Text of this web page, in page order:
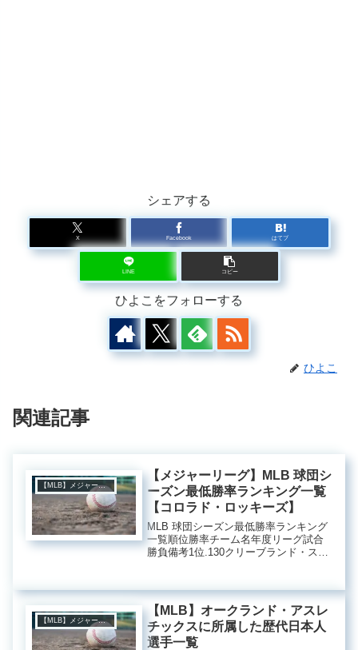
シェアする
X Facebook はてブ
LINE コピー
ひよこをフォローする
ひよこ
関連記事
【MLB】メジャーリーグ
【メジャーリーグ】MLB 球団シ
ーズン最低勝率ランキング一覧
【コロラド・ロッキーズ】
MLB 球団シーズン最低勝率ランキング
一覧順位勝率チーム名年度リーグ試合
勝負備考1位.130クリーブランド・スパ
ネルズ1889年AA138271113位...
【MLB】メジャーリーグ
【MLB】オークランド・アスレ
チックスに所属した歴代日本人
選手一覧